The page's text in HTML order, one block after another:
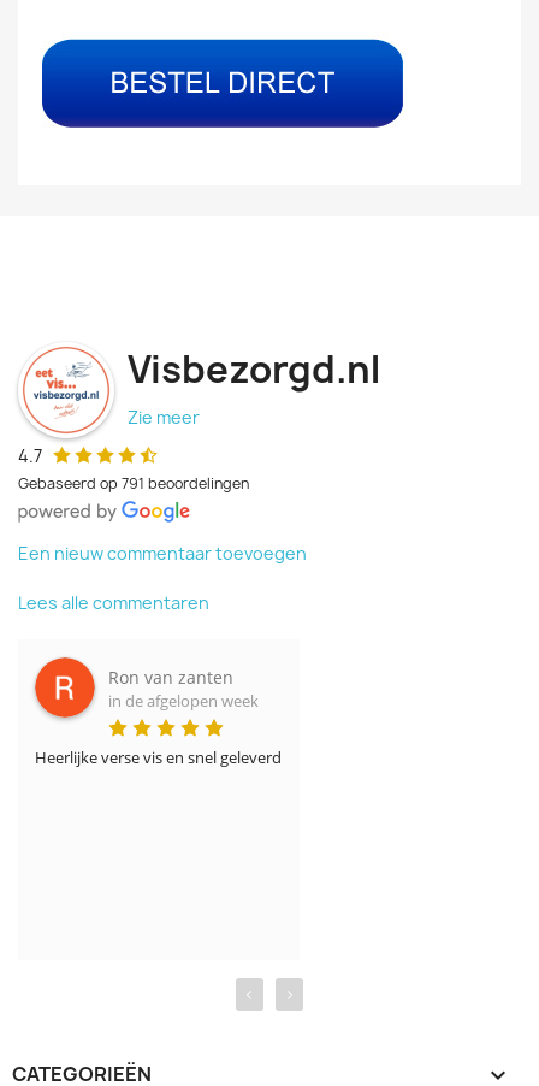
Visbezorgd.nl
Zie meer
4.7
Gebaseerd op 791 beoordelingen
Een nieuw commentaar toevoegen
Lees alle commentaren
Ron van zanten
in de afgelopen week
Heerlijke verse vis en snel geleverd
‹ ›
CATEGORIEËN 